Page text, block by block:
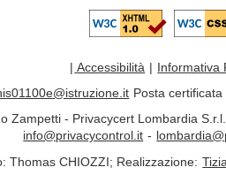
Accessibilità Informativa
Posta certificata
Zampetti - Privacycert Lombardia
info@privacycontrol.it -
Thomas CHIOZZI; Realizzazione: